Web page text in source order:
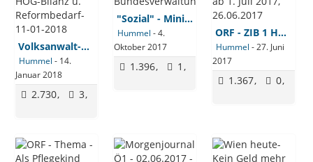
Volksanwalt-Pressekonferenz-HOG-Bilanz u. Reformbedarf-11-01-2018
Hummel - 14.
Januar 2018
2.730 3
"Sozial" - Ministerium - Service und Bundesverwaltungsgericht
Hummel -4.
Oktober 2017
1.396 1
ORF - ZIB 1 Heimopfer Rente ab 1. Juli 2017, 26.06.2017
Hummel -27. Juni
2017
1.367 0